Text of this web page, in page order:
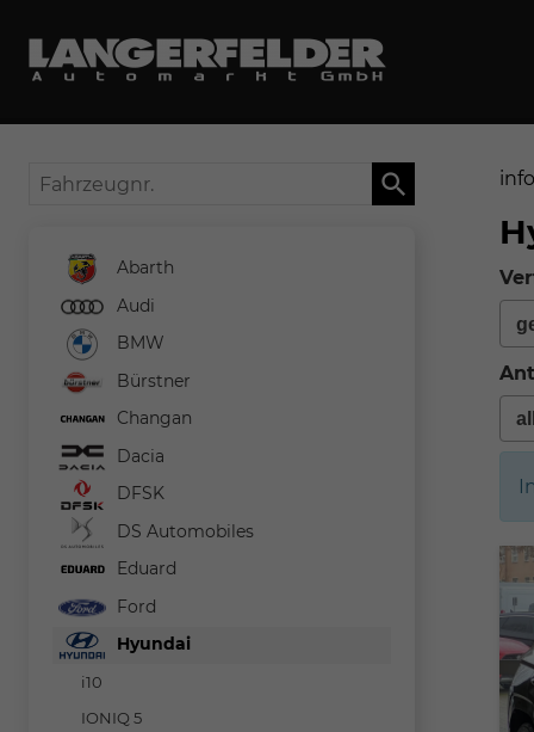
info
Fahrzeugnr.
Abarth
Audi
BMW
Bürstner
Changan
Dacia
DFSK
DS Automobiles
Eduard
Ford
Hyundai
i10
IONIQ 5